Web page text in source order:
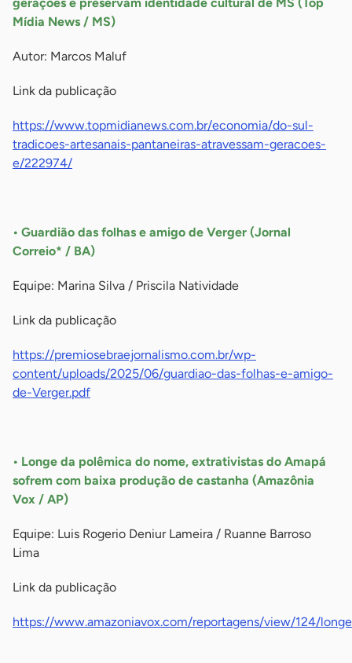
Mídia News / MS)
Autor: Marcos Maluf
Link da publicação
https://www.topmidianews.com.br/economia/do-sul-
tradicoes-artesanais-pantaneiras-atravessam-geracoes-
e/222974/
• Guardião das folhas e amigo de Verger (Jornal
Correio* / BA)
Equipe: Marina Silva / Priscila Natividade
Link da publicação
https://premiosebraejornalismo.com.br/wp-
content/uploads/2025/06/guardiao-das-folhas-e-amigo-
de-Verger.pdf
• Longe da polêmica do nome, extrativistas do Amapá
sofrem com baixa produção de castanha (Amazônia
Vox / AP)
Equipe: Luis Rogerio Deniur Lameira / Ruanne Barroso
Lima
Link da publicação
https://www.amazoniavox.com/reportagens/view/124/